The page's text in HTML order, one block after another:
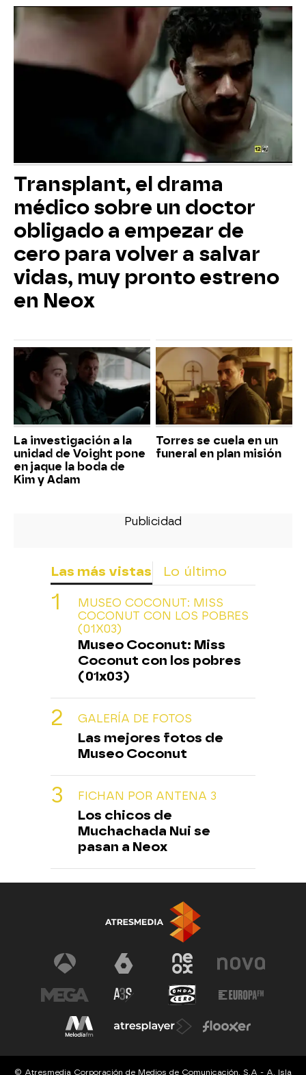
Transplant, el drama
médico sobre un doctor
obligado a empezar de
cero para volver a salvar
vidas, muy pronto estreno
en Neox
La investigación a la
unidad de Voight pone
en jaque la boda de
Kim y Adam
Torres se cuela en un
funeral en plan misión
Las más vistas Lo último
MUSEO COCONUT: MISS
COCONUT CON LOS POBRES
(01X03)
Museo Coconut: Miss
Coconut con los pobres
(01x03)
GALERÍA DE FOTOS
Las mejores fotos de
Museo Coconut
FICHAN POR ANTENA 3
Los chicos de
Muchachada Nui se
pasan a Neox
© Atresmedia Corporación de Medios de Comunicación, S.A - A. Isla